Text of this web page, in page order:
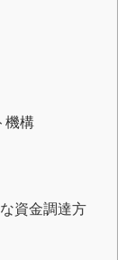
機構
資金調達方